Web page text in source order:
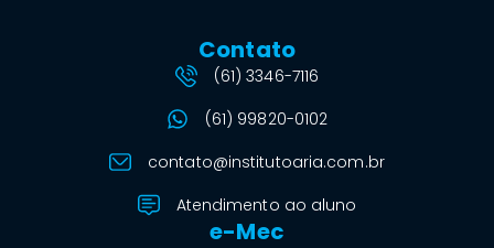
Contato
(61) 3346-7116
(61) 99820-0102
contato@institutoaria.com.br
Atendimento ao aluno
e-Mec